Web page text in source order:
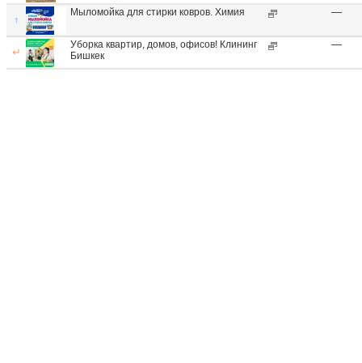
↑
Мыломойка для стирки ковров. Химия —
↵
Уборка квартир, домов, офисов! Клининг
Бишкек
—